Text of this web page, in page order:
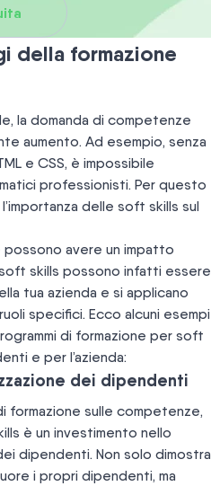
della formazione
la domanda di competenze
aumento. Ad esempio, senza
e CSS, è impossibile
professionisti. Per questo
delle soft skills sul
avere un impatto
skills possono infatti essere
tua azienda e si applicano
specifici. Ecco alcuni esempi
di formazione per soft
e per l’azienda:
dei dipendenti
formazione sulle competenze,
è un investimento nello
dipendenti. Non solo dimostra
i propri dipendenti, ma